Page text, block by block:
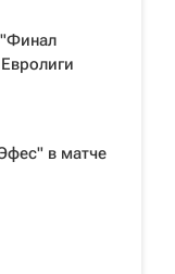
в матче